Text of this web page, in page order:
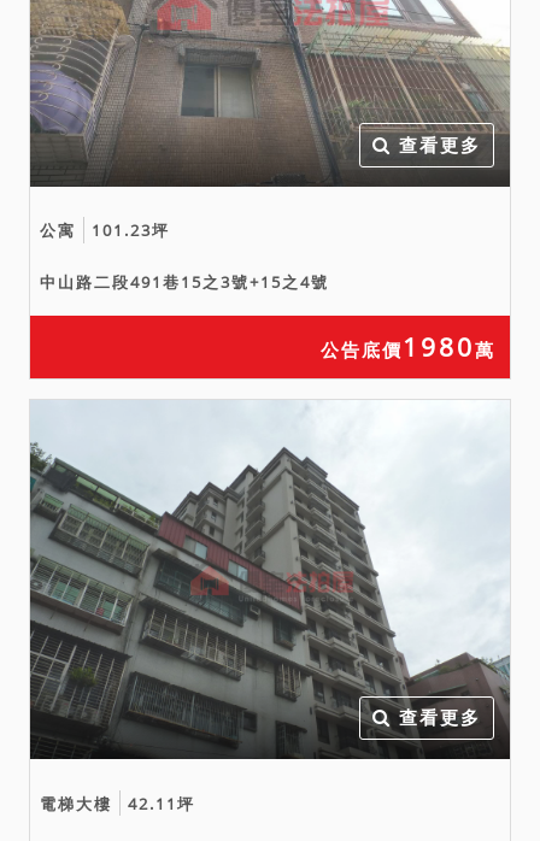
或使用人如有積欠工程受益
費、水電、瓦斯、管理費等
相關費用，應由拍定人自行
查明後與相關單位洽商解
決。又如依不動產登記謄本
所示，本件標的如須繳納登
該項記載。
六、依鑑定報告所載，本件
建物並無在海砂屋、輻射
屋、凶宅網等各媒體網站記
載，依外觀判斷勘估標的尚
院人員無專業鑑定技能，法
院已將所知足以影響交易之
特殊情事（如海砂屋、輻射
屋、地震受創、火災受損、
漏水、建物內有非自然死亡
事件等，已就卷內現場執行
情況揭示於前，以供投標人
參酌。因法院欠缺完整資料
且無相關鑑定等專業技能，
實際情況可能與鑑定報告或
查看更多
公寓 101.23坪
中山路二段491巷15之3號+15之4號
公告底價 1980萬
查看更多
電梯大樓 42.11坪